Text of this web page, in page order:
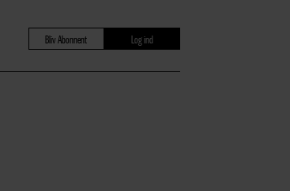
Bliv Abonnent Log ind